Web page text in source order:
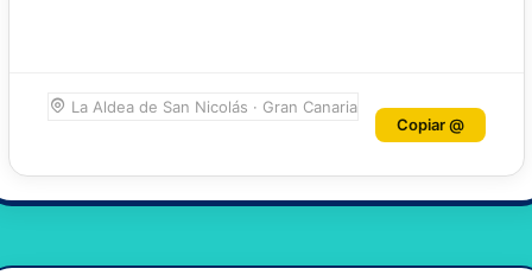
La Aldea de San Nicolás · Gran Canaria
Copiar @